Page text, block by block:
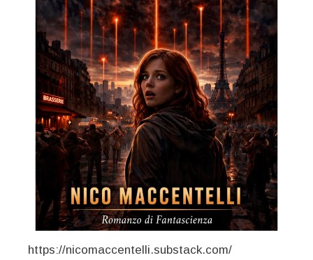
https://nicomaccentelli.substack.com/